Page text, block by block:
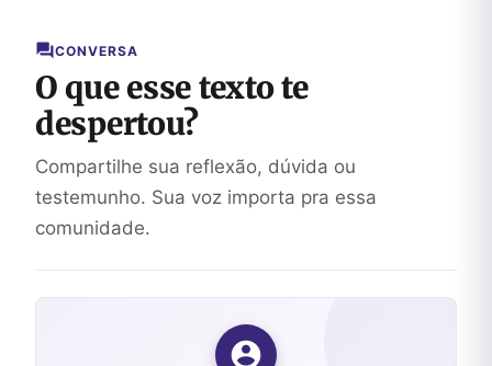
CONVERSA
O que esse texto te
despertou?
Compartilhe sua reflexão, dúvida ou
testemunho. Sua voz importa pra essa
comunidade.